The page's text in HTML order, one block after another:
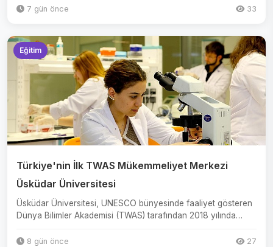
7 gün önce 33
Eğitim
Türkiye'nin İlk TWAS Mükemmeliyet Merkezi
Üsküdar Üniversitesi
Üsküdar Üniversitesi, UNESCO bünyesinde faaliyet gösteren
Dünya Bilimler Akademisi (TWAS) tarafından 2018 yılında
8 gün önce 27